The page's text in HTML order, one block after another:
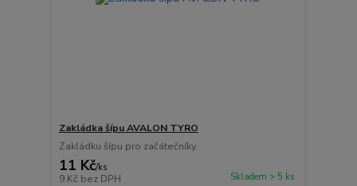
Zakládka šípu AVALON TYRO
Zakládku šípu pro začátečníky.
11 Kč/ks
9 Kč bez DPH Skladem > 5 ks